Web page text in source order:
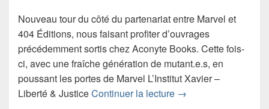
Nouveau tour du côté du partenariat entre Marvel et
404 Éditions, nous faisant profiter d’ouvrages
précédemment sortis chez Aconyte Books. Cette fois-
ci, avec une fraîche génération de mutant.e.s, en
poussant les portes de Marvel L’Institut Xavier –
Liberté & JusticeContinuer la lecture Chronique roman
→